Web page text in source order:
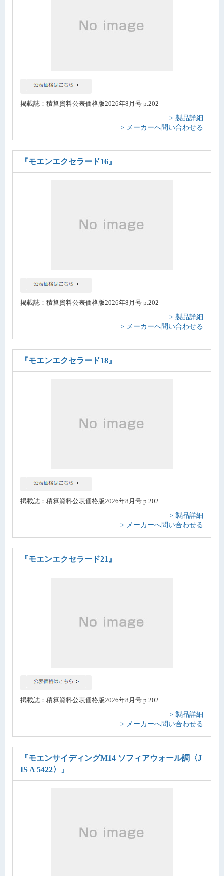
掲載誌：積算資料公表価格版2026年8月号 p.202
> 製品詳細
> メーカーへ問い合わせる
『モエンエクセラード16』
掲載誌：積算資料公表価格版2026年8月号 p.202
> 製品詳細
> メーカーへ問い合わせる
『モエンエクセラード18』
掲載誌：積算資料公表価格版2026年8月号 p.202
> 製品詳細
> メーカーへ問い合わせる
『モエンエクセラード21』
掲載誌：積算資料公表価格版2026年8月号 p.202
> 製品詳細
> メーカーへ問い合わせる
『モエンサイディングM14 ソフィアウォール調〈J
IS A 5422〉』